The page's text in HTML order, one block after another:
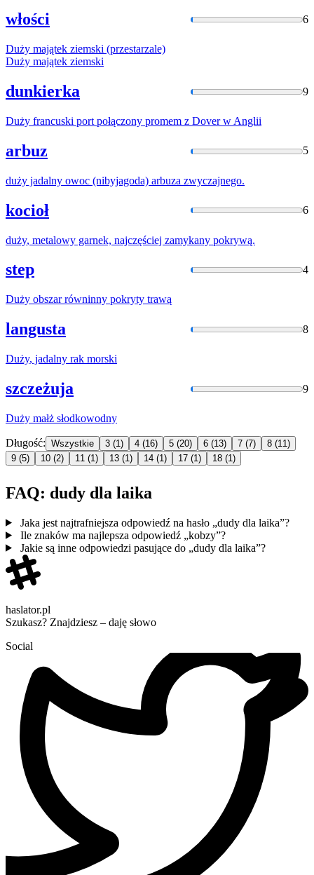
włości 6
Duży majątek ziemski (przestarzale)
Duży majątek ziemski
dunkierka 9
Duży francuski port połączony promem z Dover w Anglii
arbuz 5
duży jadalny owoc (nibyjagoda) arbuza zwyczajnego.
kocioł 6
duży, metalowy garnek, najczęściej zamykany pokrywą.
step 4
Duży obszar równinny pokryty trawą
langusta 8
Duży, jadalny rak morski
szczeżuja 9
Duży małż słodkowodny
Długość: Wszystkie 3 (1) 4 (16) 5 (20) 6 (13) 7 (7) 8 (11)
9 (5) 10 (2) 11 (1) 13 (1) 14 (1) 17 (1) 18 (1)
FAQ: dudy dla laika
Jaka jest najtrafniejsza odpowiedź na hasło „dudy dla laika”?
Ile znaków ma najlepsza odpowiedź „kobzy”?
Jakie są inne odpowiedzi pasujące do „dudy dla laika”?
haslator.pl
Szukasz? Znajdziesz – daję słowo
Social